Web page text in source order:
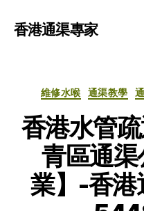
香港通渠專家
維修水喉 通渠教學
香港水管
青區通
業】-香港